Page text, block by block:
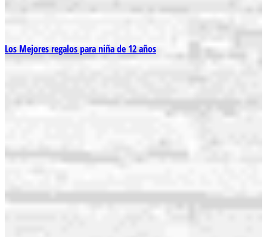
Los Mejores regalos para niña de 12 años